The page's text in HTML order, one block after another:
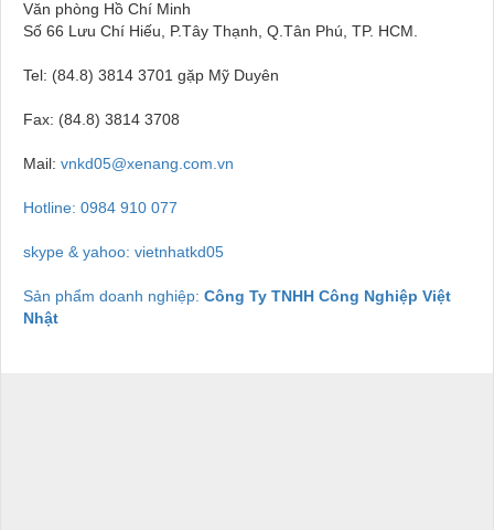
Văn phòng Hồ Chí Minh
Số 66 Lưu Chí Hiếu, P.Tây Thạnh, Q.Tân Phú, TP. HCM.
Tel: (84.8) 3814 3701 gặp Mỹ Duyên
Fax: (84.8) 3814 3708
Mail: vnkd05@xenang.com.vn
Hotline: 0984 910 077
skype & yahoo: vietnhatkd05
Sản phẩm doanh nghiệp: Công Ty TNHH Công Nghiệp Việt
Nhật